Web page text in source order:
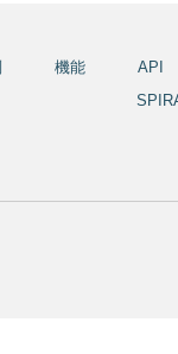
機能
API